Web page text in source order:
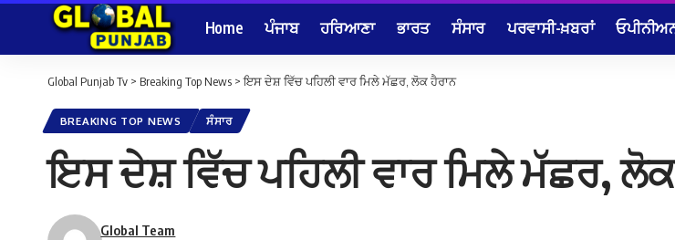
Home ਪੰਜਾਬ ਹਰਿਆਣਾ ਭਾਰਤ ਸੰਸਾਰ ਪਰਵਾਸੀ-ਖ਼ਬਰਾਂ
Global Punjab Tv > Breaking Top News >ਇਸ ਦੇਸ਼ ਵਿੱਚ ਪਹਿਲੀ ਵਾਰ ਮਿਲੇ ਮੱਛਰ, ਲੋਕ ਹੈਰਾਨ
BREAKING TOP NEWS ਸੰਸਾਰ
ਇਸ ਦੇਸ਼ ਵਿੱਚ ਪਹਿਲੀ ਵਾਰ ਮਿਲੇ ਮੱਛਰ,
Global Team